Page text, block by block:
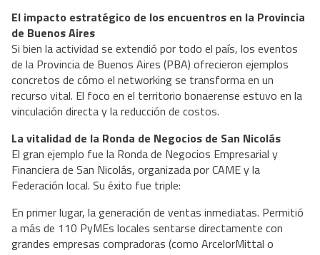
El impacto estratégico de los encuentros en la Provincia
de Buenos Aires
Si bien la actividad se extendió por todo el país, los eventos
de la Provincia de Buenos Aires (PBA) ofrecieron ejemplos
concretos de cómo el networking se transforma en un
recurso vital. El foco en el territorio bonaerense estuvo en la
vinculación directa y la reducción de costos.
La vitalidad de la Ronda de Negocios de San Nicolás
El gran ejemplo fue la Ronda de Negocios Empresarial y
Financiera de San Nicolás, organizada por CAME y la
Federación local. Su éxito fue triple:
En primer lugar, la generación de ventas inmediatas. Permitió
a más de 110 PyMEs locales sentarse directamente con
grandes empresas compradoras (como ArcelorMittal o